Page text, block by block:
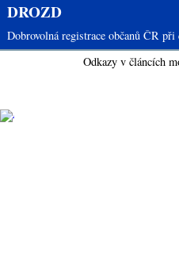
DROZD
Dobrovolná registrace občanů ČR při
Odkazy v článcích